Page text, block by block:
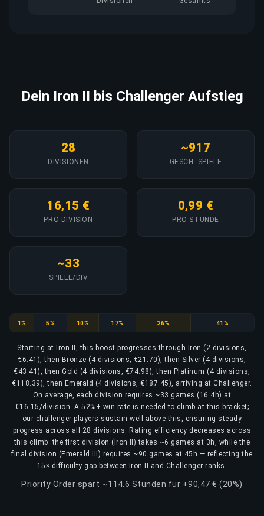
Dein Iron II bis Challenger Aufstieg
28
DIVISIONEN
~917
GESCH. SPIELE
16,15 €
PRO DIVISION
0,99 €
PRO STUNDE
~33
SPIELE/DIV
Iron
1% Bronze
5% Silver
10% Gold
17% Platinum
26% Emerald
41%
Starting at Iron II, this boost progresses through Iron (2 divisions,
€6.41), then Bronze (4 divisions, €21.70), then Silver (4 divisions,
€43.41), then Gold (4 divisions, €74.98), then Platinum (4 divisions,
€118.39), then Emerald (4 divisions, €187.45), arriving at Challenger.
On average, each division requires ~33 games (16.4h) at
€16.15/division. A 52%+ win rate is needed to climb at this bracket;
our challenger players sustain well above this, ensuring steady
progress across all 28 divisions. Rating efficiency decreases across
this climb: the first division (Iron II) takes ~6 games at 3h, while the
final division (Emerald III) requires ~90 games at 45h — reflecting the
15× difficulty gap between Iron II and Challenger ranks.
Priority Order spart ~114.6 Stunden für +90,47 € (20%)